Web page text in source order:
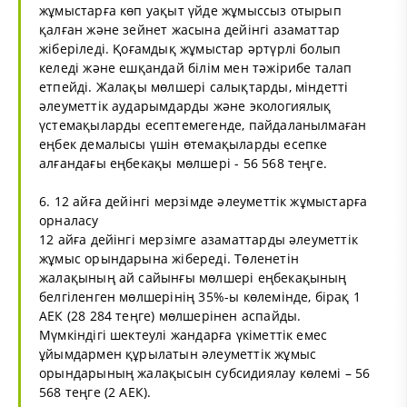
жұмыстарға көп уақыт үйде жұмыссыз отырып
қалған және зейнет жасына дейінгі азаматтар
жіберіледі. Қоғамдық жұмыстар әртүрлі болып
келеді және ешқандай білім мен тәжірибе талап
етпейді. Жалақы мөлшері салықтарды, міндетті
әлеуметтік аударымдарды және экологиялық
үстемақыларды есептемегенде, пайдаланылмаған
еңбек демалысы үшін өтемақыларды есепке
алғандағы еңбекақы мөлшері - 56 568 теңге.
6. 12 айға дейінгі мерзімде әлеуметтік жұмыстарға
орналасу
12 айға дейінгі мерзімге азаматтарды әлеуметтік
жұмыс орындарына жібереді. Төленетін
жалақының ай сайынғы мөлшері еңбекақының
белгіленген мөлшерінің 35%-ы көлемінде, бірақ 1
АЕК (28 284 теңге) мөлшерінен аспайды.
Мүмкіндігі шектеулі жандарға үкіметтік емес
ұйымдармен құрылатын әлеуметтік жұмыс
орындарының жалақысын субсидиялау көлемі – 56
568 теңге (2 АЕК).